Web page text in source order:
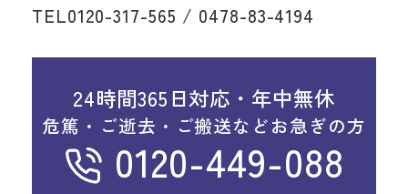
TEL0120-317-565 / 0478-83-4194
24時間365日対応・年中無休
危篤・ご逝去・ご搬送などお急ぎの方
0120-449-088